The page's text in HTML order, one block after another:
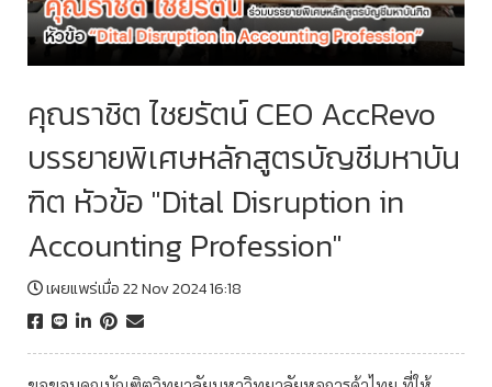
คุณราชิต​ ไชยรัตน์​ CEO​ AccRevo
บรรยายพิเศษหลักสูตรบัญชีมหาบัน
ฑิต หัวข้อ ​"Dital Disruption in
Accounting Profession"
เผยแพร่เมื่อ 22 Nov 2024 16:18